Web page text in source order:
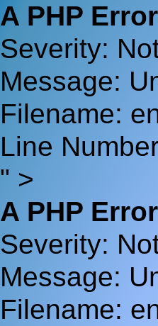
A PHP
Severity:
Message:
Filename:
Line
" >
A PHP
Severity:
Message:
Filename: